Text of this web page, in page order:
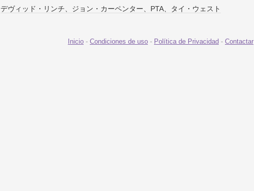
デヴィッド・リンチ、ジョン・カーペンター、PTA、タイ・ウェスト
Inicio - Condiciones de uso - Política de Privacidad - Contactar